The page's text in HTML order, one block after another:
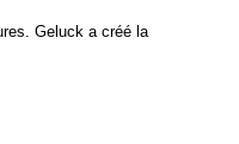
Geluck a créé la